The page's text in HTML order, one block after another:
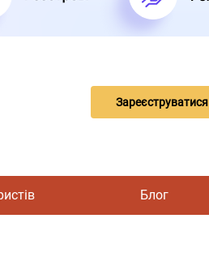
Зареєструватися
Блог